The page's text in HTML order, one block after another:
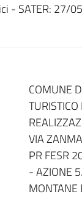
- SATER: 27/
Dati
COMUNE
VIA
PR FESR
- AZIONE